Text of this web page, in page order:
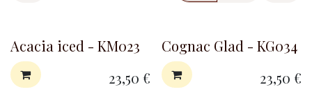
Acacia iced - KM023
23,50 €
Cognac Glad - KG034
23,50 €